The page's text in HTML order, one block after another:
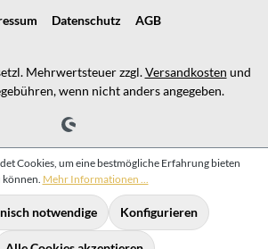
Datenschutz AGB
Mehrwertsteuer zzgl.Versandkosten und
wenn nicht anders angegeben.
Cookies, um eine bestmögliche Erfahrung bieten
können. Mehr Informationen ...
notwendige Konfigurieren